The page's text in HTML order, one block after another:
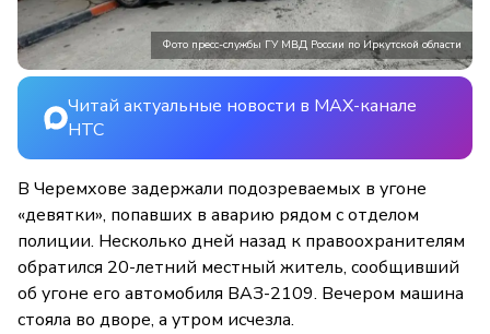
Фото пресс-службы ГУ МВД России по Иркутской области
Читай актуальные новости в MAX-канале
НТС
В Черемхове задержали подозреваемых в угоне
«девятки», попавших в аварию рядом с отделом
полиции. Несколько дней назад к правоохранителям
обратился 20-летний местный житель, сообщивший
об угоне его автомобиля ВАЗ-2109. Вечером машина
стояла во дворе, а утром исчезла.